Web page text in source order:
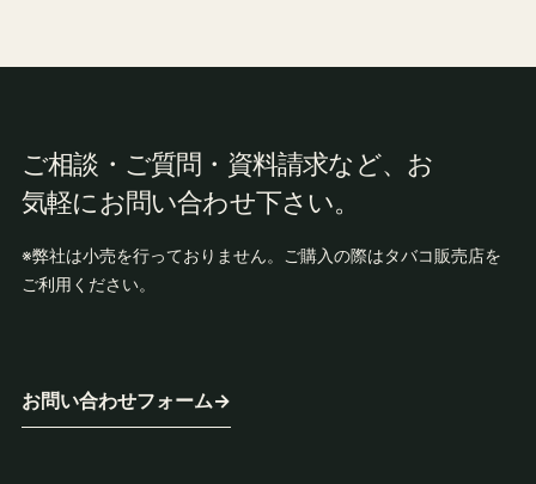
ご相談・ご質問・資料請求など、お
気軽にお問い合わせ下さい。
※弊社は小売を行っておりません。ご購入の際はタバコ販売店を
ご利用ください。
お問い合わせフォーム→